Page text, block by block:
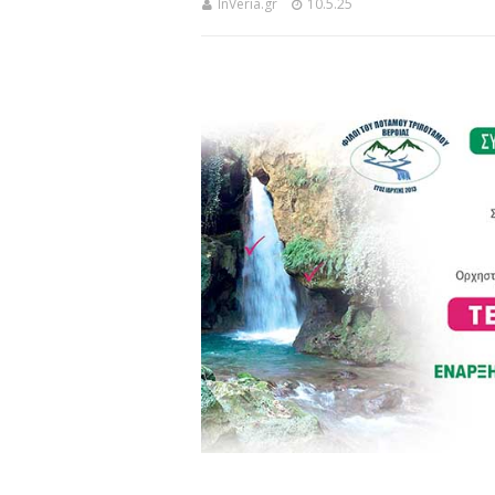
InVeria.gr 10.5.25